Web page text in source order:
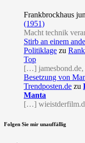
Frankbrockhaus
(1951)
Macht technik
Stirb an einem
Politiklage zu
Top
[…]
Besetzung von
Trendposten.de zu
Manta
[…]
Folgen Sie mir unauffällig